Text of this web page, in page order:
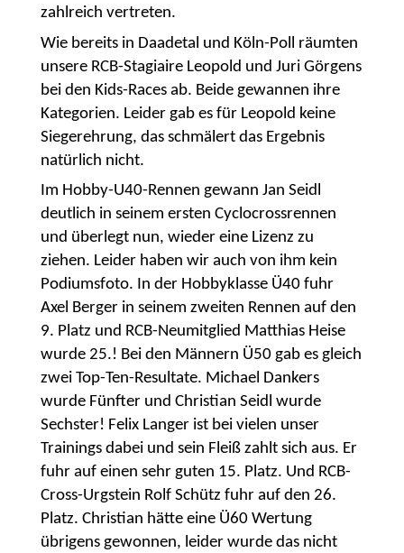
zahlreich vertreten.
Wie bereits in Daadetal und Köln-Poll räumten
unsere RCB-Stagiaire Leopold und Juri Görgens
bei den Kids-Races ab. Beide gewannen ihre
Kategorien. Leider gab es für Leopold keine
Siegerehrung, das schmälert das Ergebnis
natürlich nicht.
Im Hobby-U40-Rennen gewann Jan Seidl
deutlich in seinem ersten Cyclocrossrennen
und überlegt nun, wieder eine Lizenz zu
ziehen. Leider haben wir auch von ihm kein
Podiumsfoto. In der Hobbyklasse Ü40 fuhr
Axel Berger in seinem zweiten Rennen auf den
9. Platz und RCB-Neumitglied Matthias Heise
wurde 25.! Bei den Männern Ü50 gab es gleich
zwei Top-Ten-Resultate. Michael Dankers
wurde Fünfter und Christian Seidl wurde
Sechster! Felix Langer ist bei vielen unser
Trainings dabei und sein Fleiß zahlt sich aus. Er
fuhr auf einen sehr guten 15. Platz. Und RCB-
Cross-Urgstein Rolf Schütz fuhr auf den 26.
Platz. Christian hätte eine Ü60 Wertung
übrigens gewonnen, leider wurde das nicht